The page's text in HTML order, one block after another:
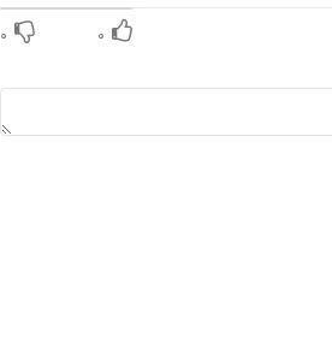
۰ ۰